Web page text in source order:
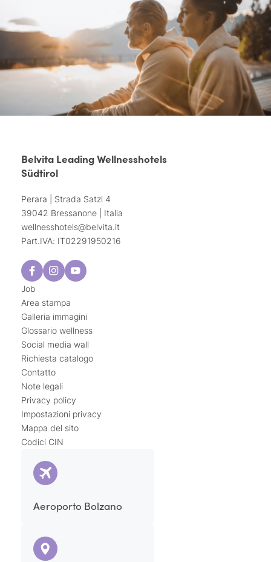
Belvita Leading Wellnesshotels
Südtirol
Perara | Strada Satzl 4
39042 Bressanone | Italia
wellnesshotels@belvita.it
Part.IVA: IT02291950216
Job
Area stampa
Galleria immagini
Glossario wellness
Social media wall
Richiesta catalogo
Contatto
Note legali
Privacy policy
Impostazioni privacy
Mappa del sito
Codici CIN
Aeroporto Bolzano